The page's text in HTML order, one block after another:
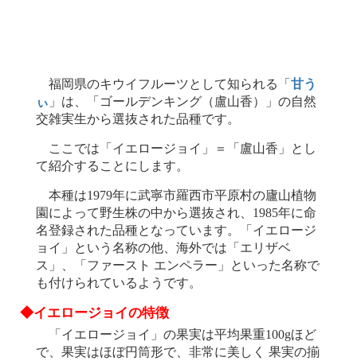
福岡県のキウイフルーツとして知られる「 甘う
ぃ 」は、「ゴールデンキング（盧山香）」の自然
交雑実生から選抜された品種です。
ここでは「イエロージョイ」＝「盧山香」とし
て紹介することにします。
本種は1979年に武寧市羅西市平原村の廬山植物
園によって野生株の中から選抜され、1985年に命
名登録された品種となっています。「イエロージ
ョイ」という名称の他、海外では「エリザベ
ス」、「ファースト エンペラー」といった名称で
も付けられているようです。
◆イエロージョイの特徴
「イエロージョイ」の果実は平均果重100gほど
で、果実はほぼ円筒形で、非常に美しく 果実の揃